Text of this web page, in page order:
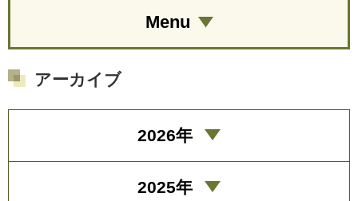
Menu
アーカイブ
2026年
2025年